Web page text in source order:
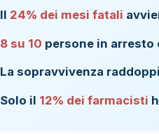
Il 24% dei mesi fatali
8 su 10 persone in
La sopravvivenza
Solo il 12% dei farmacisti